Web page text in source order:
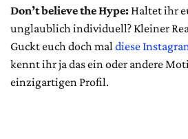
Don’t believe the Hype:Haltet ihr
unglaublich individuell? Kleiner
Guckt euch doch maldiese
kennt ihr ja das ein oder andere
einzigartigen Profil.